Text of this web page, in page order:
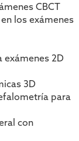
CBCT
los exámenes
2D
3D
para
con